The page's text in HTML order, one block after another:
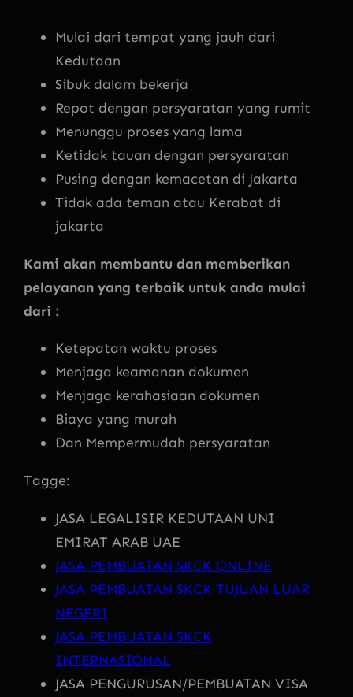
Mulai dari tempat yang jauh dari
Kedutaan
Sibuk dalam bekerja
Repot dengan persyaratan yang rumit
Menunggu proses yang lama
Ketidak tauan dengan persyaratan
Pusing dengan kemacetan di Jakarta
Tidak ada teman atau Kerabat di
jakarta
Kami akan membantu dan memberikan
pelayanan yang terbaik untuk anda mulai
dari :
Ketepatan waktu proses
Menjaga keamanan dokumen
Menjaga kerahasiaan dokumen
Biaya yang murah
Dan Mempermudah persyaratan
Tagge:
JASA LEGALISIR KEDUTAAN UNI
EMIRAT ARAB UAE
JASA PEMBUATAN SKCK ONLINE
JASA PEMBUATAN SKCK TUJUAN LUAR
NEGERI
JASA PEMBUATAN SKCK
INTERNASIONAL
JASA PENGURUSAN/PEMBUATAN VISA